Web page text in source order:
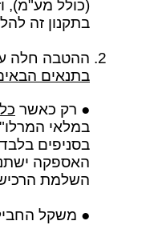
(כולל מע"מ),
בתקנון זה
ההטבה חלה
בתנאים
● רק כאשר כל
במלאי
בסניפים
האספקה
השלמת
● משקל החבילה